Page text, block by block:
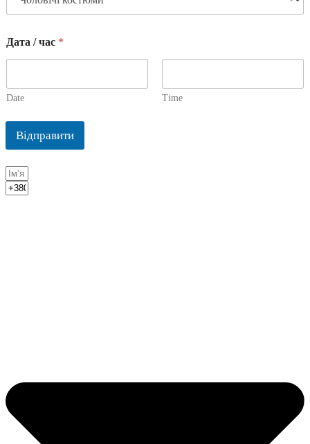
Дата / час *
Date Time
Відправити